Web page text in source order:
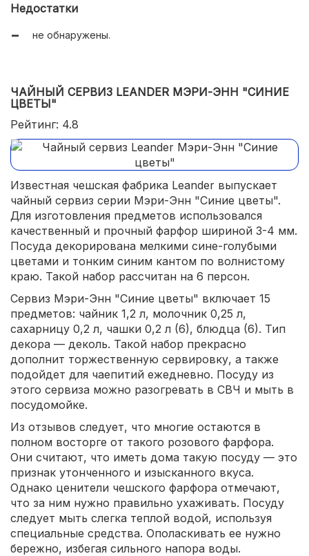
Недостатки
не обнаружены.
ЧАЙНЫЙ СЕРВИЗ LEANDER МЭРИ-ЭНН "СИНИЕ
ЦВЕТЫ"
Рейтинг: 4.8
Известная чешская фабрика Leander выпускает
чайный сервиз серии Мэри-Энн "Синие цветы".
Для изготовления предметов использовался
качественный и прочный фарфор шириной 3-4 мм.
Посуда декорирована мелкими сине-голубыми
цветами и тонким синим кантом по волнистому
краю. Такой набор рассчитан на 6 персон.
Сервиз Мэри-Энн "Синие цветы" включает 15
предметов: чайник 1,2 л, молочник 0,25 л,
сахарницу 0,2 л, чашки 0,2 л (6), блюдца (6). Тип
декора — деколь. Такой набор прекрасно
дополнит торжественную сервировку, а также
подойдет для чаепитий ежедневно. Посуду из
этого сервиза можно разогревать в СВЧ и мыть в
посудомойке.
Из отзывов следует, что многие остаются в
полном восторге от такого розового фарфора.
Они считают, что иметь дома такую посуду — это
признак утонченного и изысканного вкуса.
Однако ценители чешского фарфора отмечают,
что за ним нужно правильно ухаживать. Посуду
следует мыть слегка теплой водой, используя
специальные средства. Ополаскивать ее нужно
бережно, избегая сильного напора воды.